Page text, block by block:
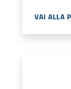
VAI ALLA